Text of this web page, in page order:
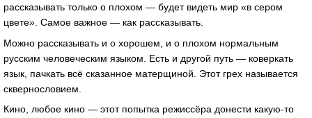
рассказывать только о плохом — будет видеть мир «в сером
цвете». Самое важное — как рассказывать.
Можно рассказывать и о хорошем, и о плохом нормальным
русским человеческим языком. Есть и другой путь — коверкать
язык, пачкать всё сказанное матерщиной. Этот грех называется
сквернословием.
Кино, любое кино — этот попытка режиссёра донести какую-то